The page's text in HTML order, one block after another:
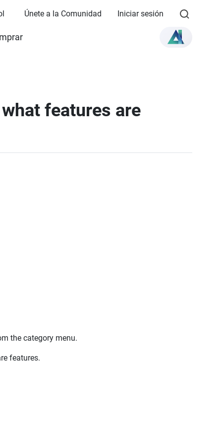
Únete a la Comunidad Iniciar sesión
features are
the category menu.
features.